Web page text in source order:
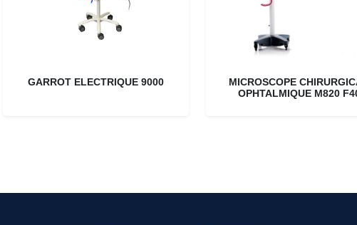
GARROT ELECTRIQUE 9000
MICROSCOPE
OPHTALMIQUE M820